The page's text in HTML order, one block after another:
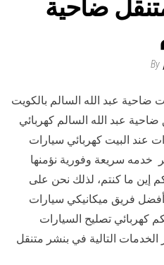
ضاحية
By
ضاحية عبد الله السالم بالكويت
عبد الله السالم كهربائي
عند البيت كهربائي سيارات
خدمه سريعة وفورية نؤمنها
إين ما كنتم، لذلك نحن على
أفضل فريق ميكانيكي سيارات
كهربائي تصليح السيارات
التالية في بنشر متنقل